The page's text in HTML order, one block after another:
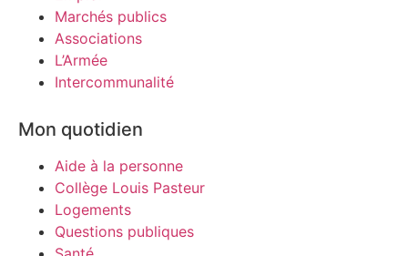
Marchés publics
Associations
L’Armée
Intercommunalité
Mon quotidien
Aide à la personne
Collège Louis Pasteur
Logements
Questions publiques